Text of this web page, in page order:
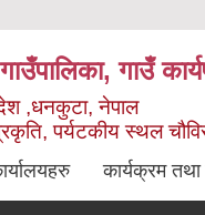
गाउँ
,धनकुटा, नेपाल
पर्यटकीय स्थल
कार्यक्रम तथा